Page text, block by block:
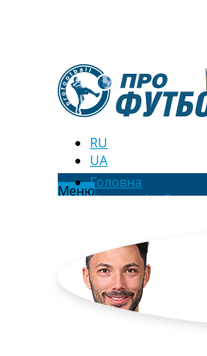
RU
UA
МенюГоловна
Новини футболу
Футбольні
Останні
Конкурс прогнозів
Логін
Рейтінги